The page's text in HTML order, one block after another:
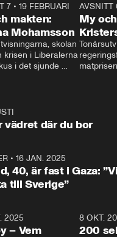
24:30
7• 19 FEBRUARI
makten:
Mohamsson
skolan
krisen i Liberalerna
i det sjunde
My
ställer
och
till svars.
AVSNITT
My
vädret där du bor
• 16 JAN. 2025
40, är fast i Gaza:
till Sverige”
31:05
2025
– Vem
8 OKT.
200